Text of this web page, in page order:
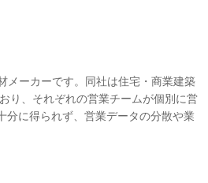
メーカーです。同社は住宅・商業建築
り、それぞれの営業チームが個別に営
分に得られず、営業データの分散や業